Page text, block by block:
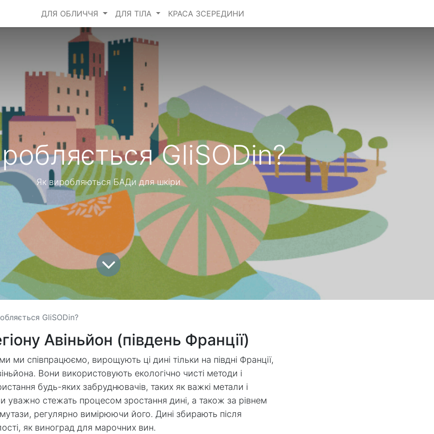
ДЛЯ ОБЛИЧЧЯ ДЛЯ ТІЛА КРАСА ЗСЕРЕДИНИ
GliSODin?
Як виробляються БАДи для шкіри
GliSODin?
Авіньйон (південь Франції)
ми співпрацюємо, вирощують ці дині тільки на півдні Франції,
Вони використовують екологічно чисті методи і
будь-яких забруднювачів, таких як важкі метали і
уважно стежать процесом зростання дині, а також за рівнем
регулярно вимірюючи його. Дині збирають після
як виноград для марочних вин.